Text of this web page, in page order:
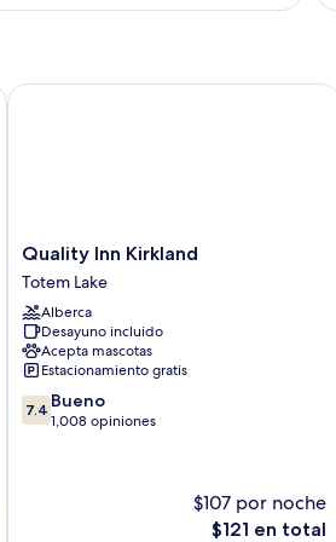
Quality
Inn
Kirkland
Totem
Lake
Quality Inn Kirkland
Totem Lake
Alberca
Desayuno incluido
Acepta mascotas
Estacionamiento gratis
7.4
de
7.4 Bueno
1,008 opiniones
$107 por noche
El
$121 en total
Quality Inn Kirkland